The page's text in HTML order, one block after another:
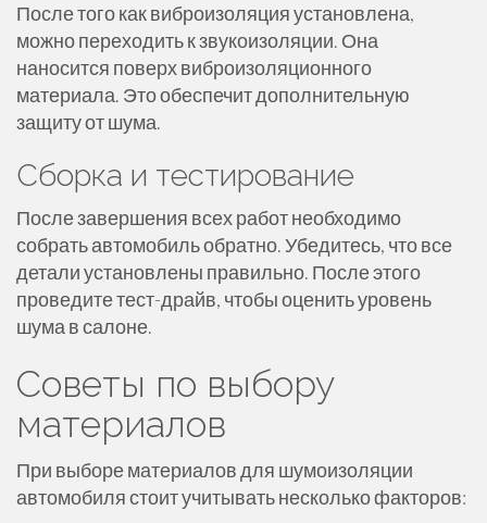
После того как виброизоляция установлена,
можно переходить к звукоизоляции. Она
наносится поверх виброизоляционного
материала. Это обеспечит дополнительную
защиту от шума.
Сборка и тестирование
После завершения всех работ необходимо
собрать автомобиль обратно. Убедитесь, что все
детали установлены правильно. После этого
проведите тест-драйв, чтобы оценить уровень
шума в салоне.
Советы по выбору
материалов
При выборе материалов для шумоизоляции
автомобиля стоит учитывать несколько факторов: